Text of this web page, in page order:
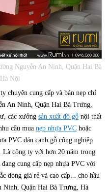
Nguyễn An Ninh, Quận Hai Bà
Nội
chuyên cung cấp và bán nẹp chỉ
An Ninh, Quận Hai Bà Trưng,
các xưởng sản xuất đồ gỗ nội thất
cầu mua nẹp nhựa PVC hoặc
PVC dán cạnh gỗ công nghiệp
Là công ty với hơn 20 năm trong
cung cấp nẹp nhựa PVC với
dòng giá rẻ và cao cấp... cho hầu
Ninh, Quận Hai Bà Trưng, Hà